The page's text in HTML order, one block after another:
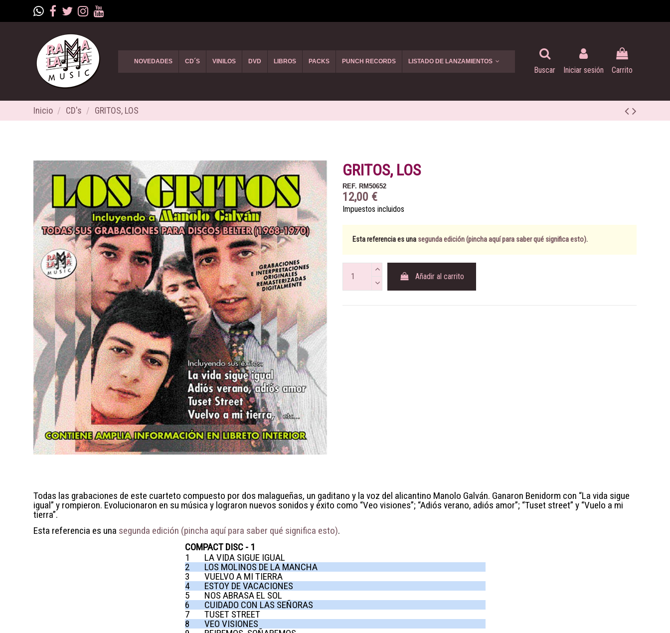
NOVEDADES CD´S VINILOS DVD LIBROS PACKS PUNCH RECORDS LISTADO DE LANZAMIENTOS
Buscar Iniciar sesión Carrito
Inicio CD's GRITOS, LOS
GRITOS, LOS
REF. RM50652
12,00 €
Impuestos incluidos
Esta referencia es una segunda edición (pincha aquí para saber qué significa esto).
Añadir al carrito
Todas las grabaciones de este cuarteto compuesto por dos malagueñas, un gaditano y la voz del alicantino Manolo Galván. Ganaron Benidorm con “La vida sigue
igual” y rompieron. Evolucionaron en su música y lograron nuevos sonidos y éxito como “Veo visiones”; “Adiós verano, adiós amor”; “Tuset street” y “Vuelo a mi
tierra”.
Esta referencia es una segunda edición (pincha aquí para saber qué significa esto).
COMPACT DISC - 1
1
LA VIDA SIGUE IGUAL
2
LOS MOLINOS DE LA MANCHA
3
VUELVO A MI TIERRA
4
ESTOY DE VACACIONES
5
NOS ABRASA EL SOL
6
CUIDADO CON LAS SEÑORAS
7
TUSET STREET
8
VEO VISIONES